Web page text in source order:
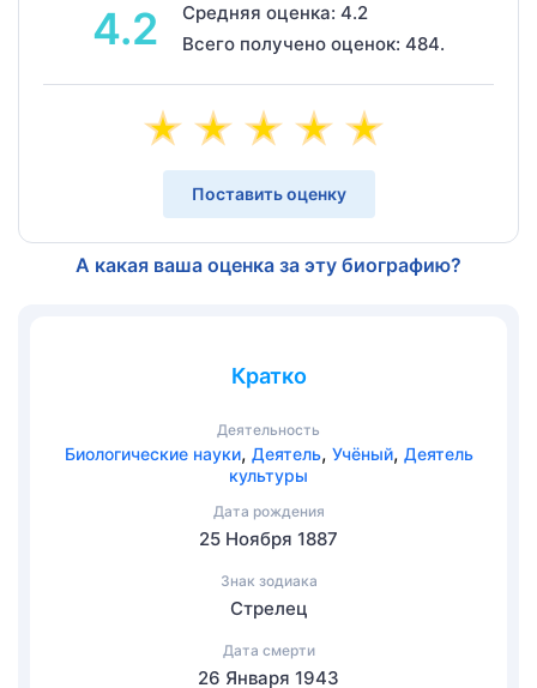
4.2
Средняя оценка: 4.2
Всего получено оценок: 484.
Поставить оценку
А какая ваша оценка за эту биографию?
Кратко
Деятельность
Биологические науки, Деятель, Учёный, Деятель
культуры
Дата рождения
25 Ноября 1887
Знак зодиака
Стрелец
Дата смерти
26 Января 1943